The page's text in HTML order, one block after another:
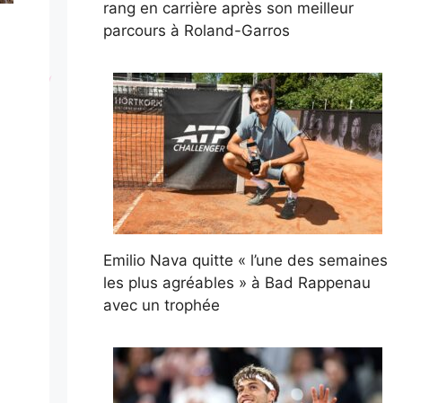
rang en carrière après son meilleur
parcours à Roland-Garros
Emilio Nava quitte « l’une des semaines
les plus agréables » à Bad Rappenau
avec un trophée